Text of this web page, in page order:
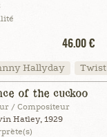
46.00 €
Hallyday Twist
of the cuckoo
/ Compositeur
Hatley, 1929